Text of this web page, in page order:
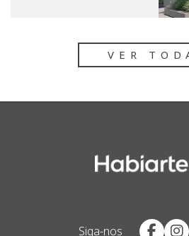
VER
Siga-nos